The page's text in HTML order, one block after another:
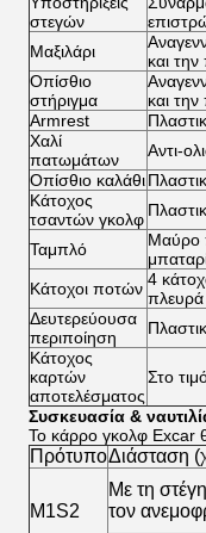
στεγών
Μαξιλάρι
και
Οπίσθιο
στήριγμα
και
Armrest
Χαλί
πατωμάτων
Αντι-
Οπίσθιο καλάθι
Κάτοχος
τσαντών γκολφ
Ταμπλό
Μαύρο
Κάτοχοι ποτών 4
πλευρά
Δευτερεύουσα
περιποίηση
Κάτοχος
καρτών
αποτελέσματος
Στο
Συσκευασία &
Το κάρρο γκολφ Excar
ΠρότυποΔιάσταση
M1S2
Με τη
τον